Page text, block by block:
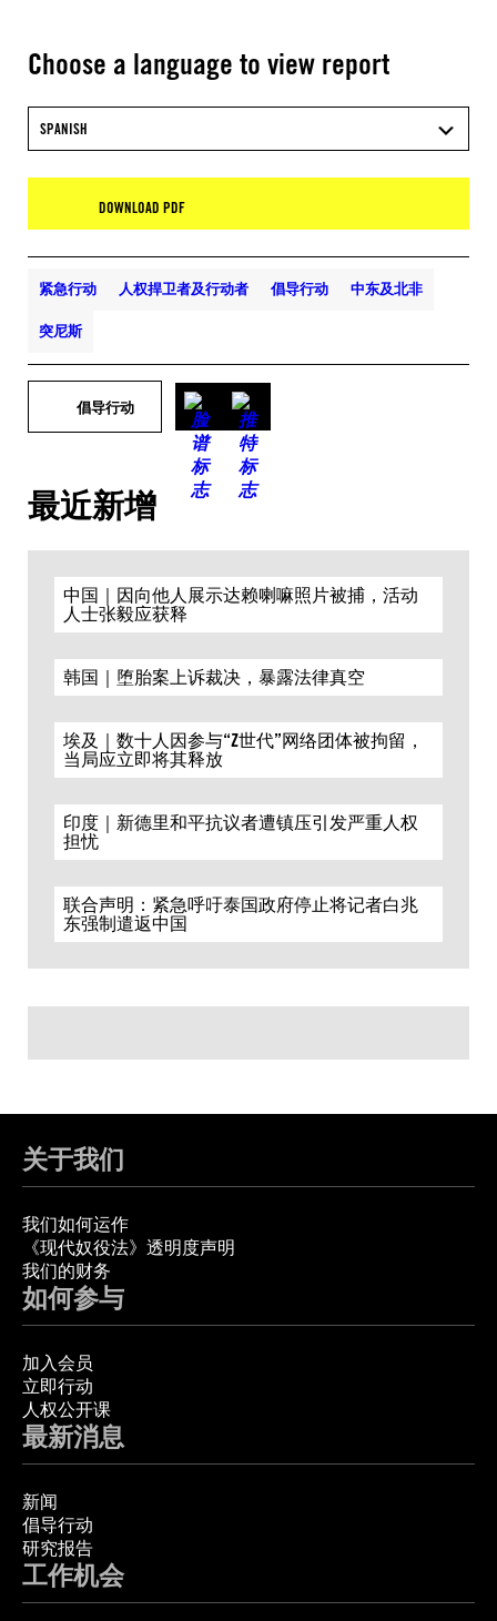
Choose a language to view report
SPANISH
DOWNLOAD PDF
紧急行动 人权捍卫者及行动者 倡导行动 中东及北非
突尼斯
倡导行动
最近新增
中国｜因向他人展示达赖喇嘛照片被捕，活动
人士张毅应获释
韩国｜堕胎案上诉裁决，暴露法律真空
埃及｜数十人因参与“Z世代”网络团体被拘留，
当局应立即将其释放
印度｜新德里和平抗议者遭镇压引发严重人权
担忧
联合声明：紧急呼吁泰国政府停止将记者白兆
东强制遣返中国
关于我们
我们如何运作
《现代奴役法》透明度声明
我们的财务
如何参与
加入会员
立即行动
人权公开课
最新消息
新闻
倡导行动
研究报告
工作机会